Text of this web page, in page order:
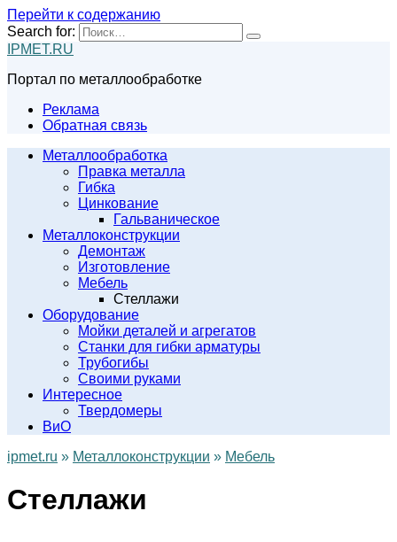
Перейти к содержанию
Search for:
IPMET.RU
Портал по металлообработке
Реклама
Обратная связь
Металлообработка
Правка металла
Гибка
Цинкование
Гальваническое
Металлоконструкции
Демонтаж
Изготовление
Мебель
Стеллажи
Оборудование
Мойки деталей и агрегатов
Станки для гибки арматуры
Трубогибы
Своими руками
Интересное
Твердомеры
ВиО
ipmet.ru » Металлоконструкции » Мебель
Стеллажи